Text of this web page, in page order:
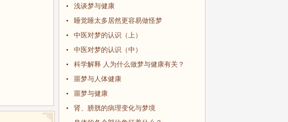
浅谈梦与健康
睡觉睡太多居然更容易做怪梦
中医对梦的认识（上）
中医对梦的认识（中）
科学解释 人为什么做梦与健康有关？
噩梦与人体健康
噩梦与健康
肾、膀胱的病理变化与梦境